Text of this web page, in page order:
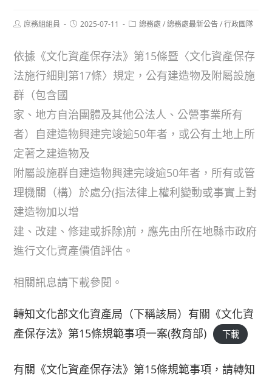
Post庶務組組員
Post2025-07-11
Post總務處 / 總務處最新公告 / 行政團隊
依據《文化資產保存法》第15條暨〈文化資產保存
法施行細則第17條〉規定，公有建造物及附屬設施
群（包含國
家、地方自治團體及其他公法人、公營事業所有
者）自建造物興建完竣逾50年者，或公有土地上所
定著之建造物及
附屬設施群自建造物興建完竣逾50年者，所有或管
理機關（構）於處分(指法律上權利變動或事實上對
建造物加以增
建、改建、修建或拆除)前，應先由所在地縣市政府
進行文化資產價值評估。
相關訊息請下載參閱。
轉知文化部文化資產局（下稱該局）有關《文化資
產保存法》第15條規範事項一案(教育部)
下載
有關《文化資產保存法》第15條規範事項，請轉知